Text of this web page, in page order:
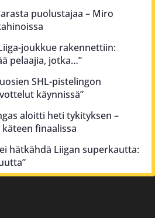
puolustajaa – Miro
joukkue rakennettiin:
pelaajia, jotka…”
SHL-pistelingon
käynnissä”
aloitti heti tykityksen –
finaalissa
hätkähdä Liigan superkautta: